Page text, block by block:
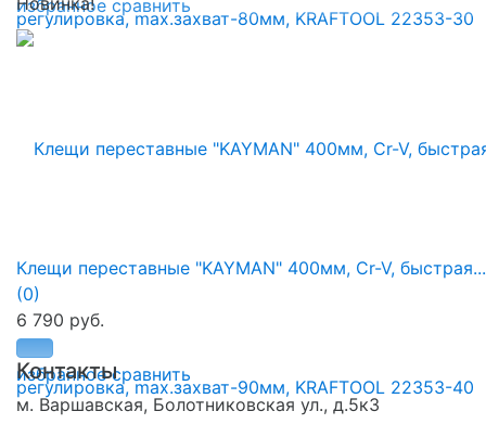
избранное сравнить
избранное сравнить
Клещи переставные "KAYMAN" 400мм, Cr-V, быстрая...
(0)
6 790 руб.
Контакты
м. Варшавская, Болотниковская ул., д.5к3